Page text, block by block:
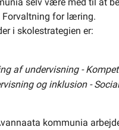
Forvaltning for læring.
i skolestrategien er:
af undervisning -
og inklusion -
kommunia